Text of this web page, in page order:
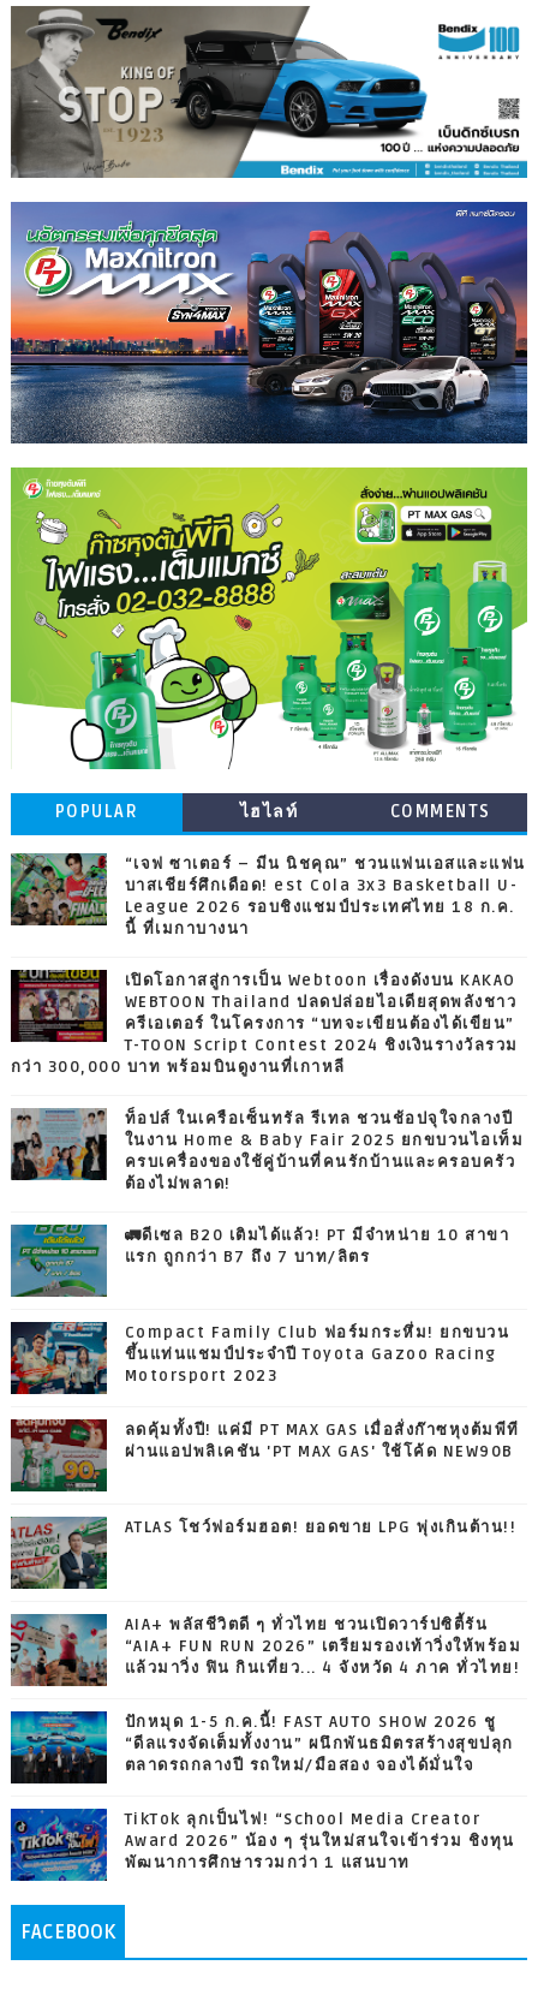
POPULAR ไฮไลท์ COMMENTS
“เจฟ ซาเตอร์ – มีน นิชคุณ” ชวนแฟนเอสและแฟน
บาสเชียร์ศึกเดือด! est Cola 3x3 Basketball U-
League 2026 รอบชิงแชมป์ประเทศไทย 18 ก.ค.
นี้ ที่เมกาบางนา
เปิดโอกาสสู่การเป็น Webtoon เรื่องดังบน KAKAO
WEBTOON Thailand ปลดปล่อยไอเดียสุดพลังชาว
ครีเอเตอร์ ในโครงการ “บทจะเขียนต้องได้เขียน”
T-TOON Script Contest 2024 ชิงเงินรางวัลรวม
กว่า 300,000 บาท พร้อมบินดูงานที่เกาหลี
ท็อปส์ ในเครือเซ็นทรัล รีเทล ชวนช้อปจุใจกลางปี
ในงาน Home & Baby Fair 2025 ยกขบวนไอเท็ม
ครบเครื่องของใช้คู่บ้านที่คนรักบ้านและครอบครัว
ต้องไม่พลาด!
🚛ดีเซล B20 เติมได้แล้ว! PT มีจำหน่าย 10 สาขา
แรก ถูกกว่า B7 ถึง 7 บาท/ลิตร
Compact Family Club ฟอร์มกระหึ่ม! ยกขบวน
ขึ้นแท่นแชมป์ประจำปี Toyota Gazoo Racing
Motorsport 2023
ลดคุ้มทั้งปี! แค่มี PT MAX GAS เมื่อสั่งก๊าซหุงต้มพีที
ผ่านแอปพลิเคชัน 'PT MAX GAS' ใช้โค้ด NEW90B
ATLAS โชว์ฟอร์มฮอต! ยอดขาย LPG พุ่งเกินต้าน!!
AIA+ พลัสชีวิตดี ๆ ทั่วไทย ชวนเปิดวาร์ปซิตี้รัน
“AIA+ FUN RUN 2026” เตรียมรองเท้าวิ่งให้พร้อม
แล้วมาวิ่ง ฟิน กินเที่ยว... 4 จังหวัด 4 ภาค ทั่วไทย!
ปักหมุด 1-5 ก.ค.นี้! FAST AUTO SHOW 2026 ชู
“ดีลแรงจัดเต็มทั้งงาน” ผนึกพันธมิตรสร้างสุขปลุก
ตลาดรถกลางปี รถใหม่/มือสอง จองได้มั่นใจ
TikTok ลุกเป็นไฟ! “School Media Creator
Award 2026” น้อง ๆ รุ่นใหม่สนใจเข้าร่วม ชิงทุน
พัฒนาการศึกษารวมกว่า 1 แสนบาท
FACEBOOK